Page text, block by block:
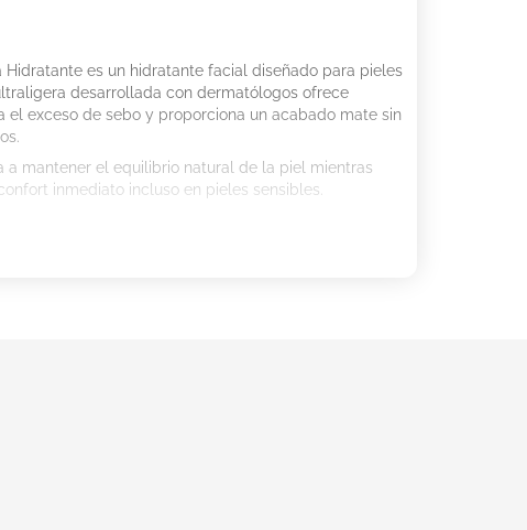
Hidratante es un hidratante facial diseñado para pieles
desarrollada con dermatólogos ofrece
el exceso de sebo y proporciona un acabado mate sin
a mantener el equilibrio natural de la piel mientras
inmediato incluso en pieles sensibles.